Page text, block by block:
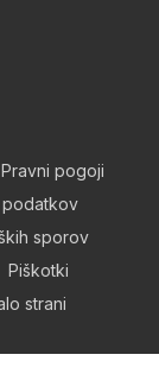
Pravni pogoji
podatkov
sporov
Piškotki
strani